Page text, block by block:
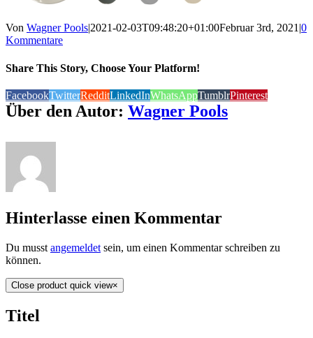
Von Wagner Pools|2021-02-03T09:48:20+01:00Februar 3rd, 2021|0
Kommentare
Share This Story, Choose Your Platform!
FacebookTwitterRedditLinkedInWhatsAppTumblrPinterest
Über den Autor: Wagner Pools
Hinterlasse einen Kommentar
Du musst angemeldet sein, um einen Kommentar schreiben zu
können.
Close product quick view×
Titel